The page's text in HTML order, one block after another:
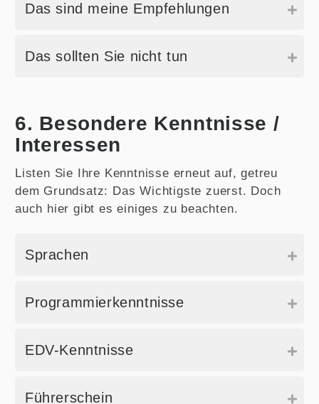
Das sind meine Empfehlungen
Das sollten Sie nicht tun
6. Besondere Kenntnisse /
Interessen
Listen Sie Ihre Kenntnisse erneut auf, getreu
dem Grundsatz: Das Wichtigste zuerst. Doch
auch hier gibt es einiges zu beachten.
Sprachen
Programmierkenntnisse
EDV-Kenntnisse
Führerschein